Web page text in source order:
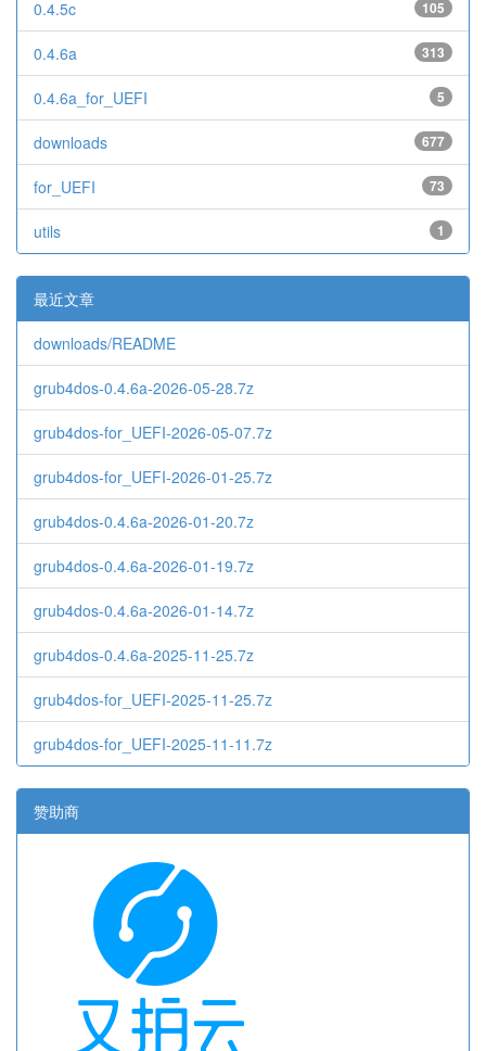
105
0.4.5c
313
0.4.6a
5
0.4.6a_for_UEFI
677
downloads
73
for_UEFI
1
utils
最近文章
downloads/README
grub4dos-0.4.6a-2026-05-28.7z
grub4dos-for_UEFI-2026-05-07.7z
grub4dos-for_UEFI-2026-01-25.7z
grub4dos-0.4.6a-2026-01-20.7z
grub4dos-0.4.6a-2026-01-19.7z
grub4dos-0.4.6a-2026-01-14.7z
grub4dos-0.4.6a-2025-11-25.7z
grub4dos-for_UEFI-2025-11-25.7z
grub4dos-for_UEFI-2025-11-11.7z
赞助商